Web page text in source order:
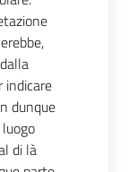
indicare
dunque
di là